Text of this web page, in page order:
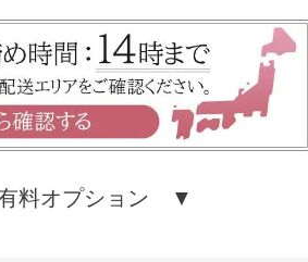
料オプション ▼